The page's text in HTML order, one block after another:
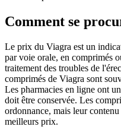
Comment se
Le prix du Viagra est un
par voie orale, en comprimés
traitement des troubles de
comprimés de Viagra sont
Les pharmacies en ligne ont
doit être conservée. Les
ordonnance, mais leur
meilleurs prix.